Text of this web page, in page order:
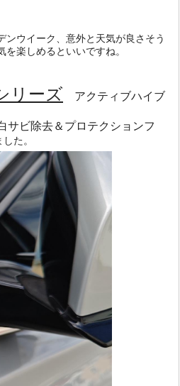
ンウイーク、意外と天気が良さそう
を楽しめるといいですね。
リーズ アクティブハイブ
サビ除去＆プロテクションフ
た。